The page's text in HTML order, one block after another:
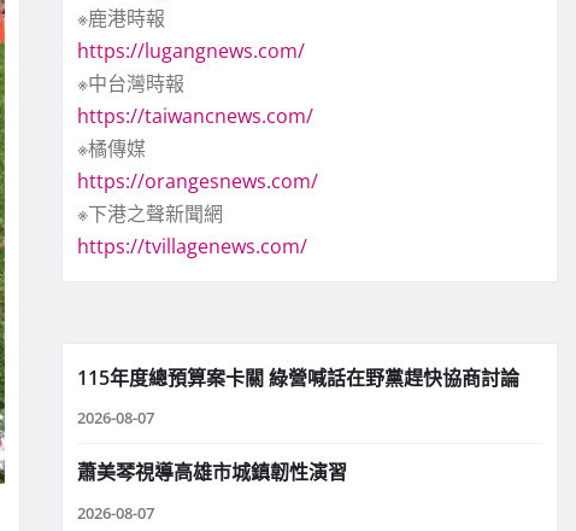
※鹿港時報
https://lugangnews.com/
※中台灣時報
https://taiwancnews.com/
※橘傳媒
https://orangesnews.com/
※下港之聲新聞網
https://tvillagenews.com/
115年度總預算案卡關 綠營喊話在野黨趕快協商討論
2026-08-07
蕭美琴視導高雄市城鎮韌性演習
2026-08-07